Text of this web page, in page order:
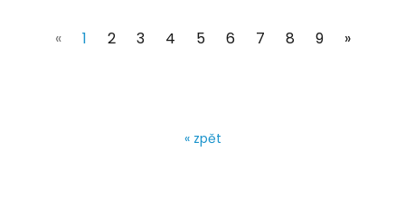
« 1(current)
2 3 4 5 6 7 8 9 »
« zpět